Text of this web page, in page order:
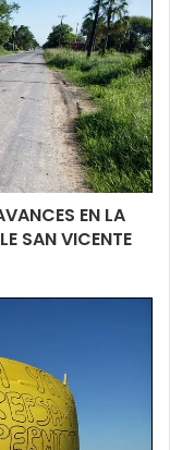
EN LA
SAN VICENTE